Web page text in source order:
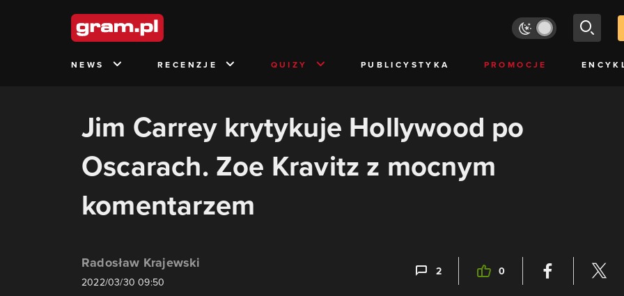
NEWS RECENZJE QUIZY PUBLICYSTYKA PROMOCJE
Jim Carrey krytykuje Hollywood po
Oscarach. Zoe Kravitz z mocnym
komentarzem
Radosław Krajewski
2022/03/30 09:50
2 0